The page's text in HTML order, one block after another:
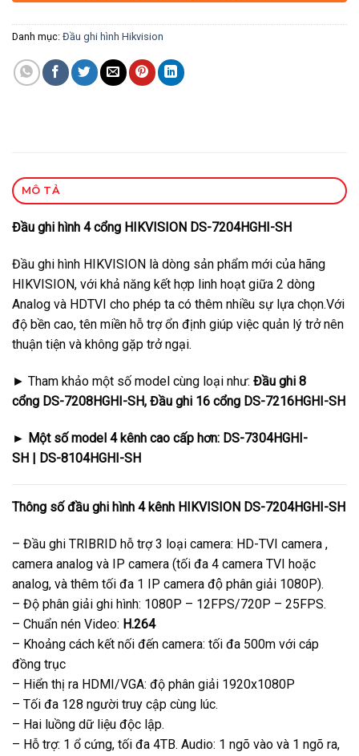
Danh mục: Đầu ghi hình Hikvision
MÔ TẢ
Đầu ghi hình 4 cổng HIKVISION DS-7204HGHI-SH
Đầu ghi hình HIKVISION là dòng sản phẩm mới của hãng
HIKVISION, với khả năng kết hợp linh hoạt giữa 2 dòng
Analog và HDTVI cho phép ta có thêm nhiều sự lựa chọn.Với
độ bền cao, tên miền hỗ trợ ổn định giúp việc quản lý trở nên
thuận tiện và không gặp trở ngại.
► Tham khảo một số model cùng loại như: Đầu ghi 8
cổng DS-7208HGHI-SH, Đầu ghi 16 cổng DS-7216HGHI-SH
► Một số model 4 kênh cao cấp hơn: DS-7304HGHI-
SH | DS-8104HGHI-SH
Thông số đầu ghi hình 4 kênh HIKVISION DS-7204HGHI-SH
– Đầu ghi TRIBRID hỗ trợ 3 loại camera: HD-TVI camera ,
camera analog và IP camera (tối đa 4 camera TVI hoặc
analog, và thêm tối đa 1 IP camera độ phân giải 1080P).
– Độ phân giải ghi hình: 1080P – 12FPS/720P – 25FPS.
– Chuẩn nén Video: H.264
– Khoảng cách kết nối đến camera: tối đa 500m với cáp
đồng trục
– Hiển thị ra HDMI/VGA: độ phân giải 1920x1080P
– Tối đa 128 người truy cập cùng lúc.
– Hai luồng dữ liệu độc lập.
– Hỗ trợ: 1 ổ cứng, tối đa 4TB. Audio: 1 ngõ vào và 1 ngõ ra,